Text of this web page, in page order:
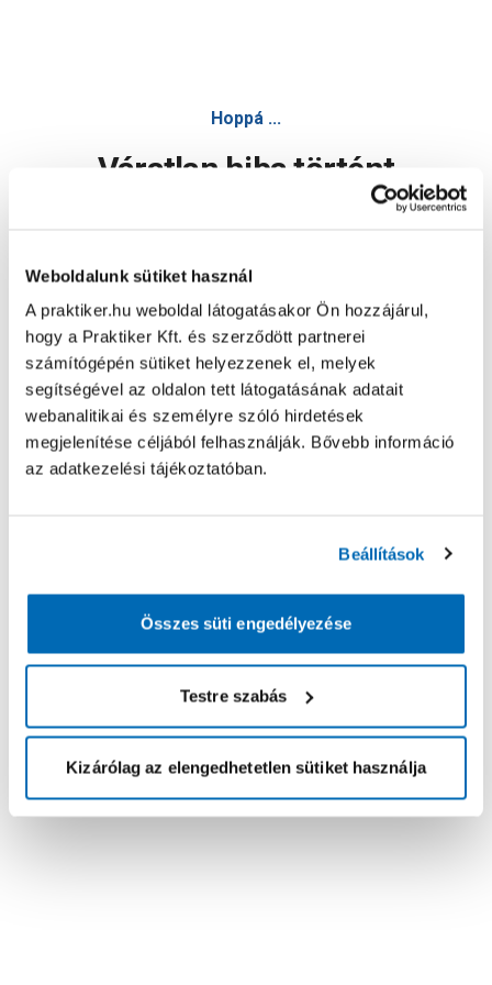
Weboldalunk sütiket használ
A praktiker.hu weboldal látogatásakor Ön hozzájárul,
hogy a Praktiker Kft. és szerződött partnerei
számítógépén sütiket helyezzenek el, melyek
segítségével az oldalon tett látogatásának adatait
webanalitikai és személyre szóló hirdetések
megjelenítése céljából felhasználják. Bővebb információ
az adatkezelési tájékoztatóban.
Beállítások
Összes süti engedélyezése
Testre szabás
Kizárólag az elengedhetetlen sütiket használja
Hoppá ...
Váratlan hiba történt
Oldal újratöltése